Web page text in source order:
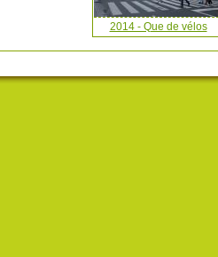
2014 - Que de vélos